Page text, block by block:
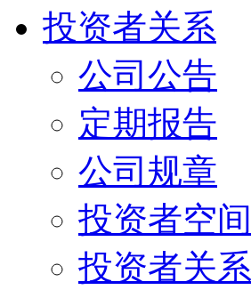
投资者关系
公司公告
定期报告
公司规章
投资者空间
投资者关系